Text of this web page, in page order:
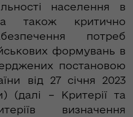
населення в
також критично
потреб
формувань в
постановою
від 27 січня 2023
(далі – Критерії та
визначення